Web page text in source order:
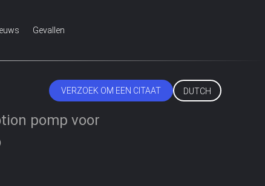
Gevallen
VERZOEK OM EEN CITAAT DUTCH
pomp voor